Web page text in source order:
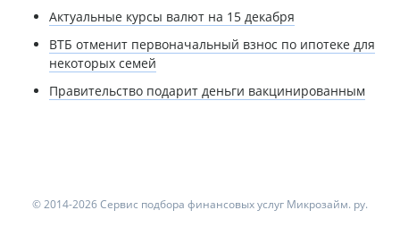
Актуальные курсы валют на 15 декабря
ВТБ отменит первоначальный взнос по ипотеке для
некоторых семей
Правительство подарит деньги вакцинированным
© 2014-2026 Сервис подбора финансовых услуг Микрозайм. ру.